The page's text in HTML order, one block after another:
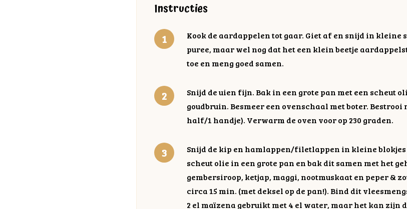
Instructies
Kook de aardappelen tot gaar. Giet af en snijd in kleine
puree, maar wel nog dat het een klein beetje
toe en meng goed samen.
Snijd de uien fijn. Bak in een grote pan met een scheut
goudbruin. Besmeer een ovenschaal met boter.
half/1 handje). Verwarm de oven voor op 230 graden.
Snijd de kip en hamlappen/filetlappen in kleine
scheut olie in een grote pan en bak dit samen met het
gembersiroop, ketjap, maggi, nootmuskaat en peper &
circa 15 min. (met deksel op de pan!). Bind dit
2 el maïzena gebruikt met 4 el water, maar het kan zijn